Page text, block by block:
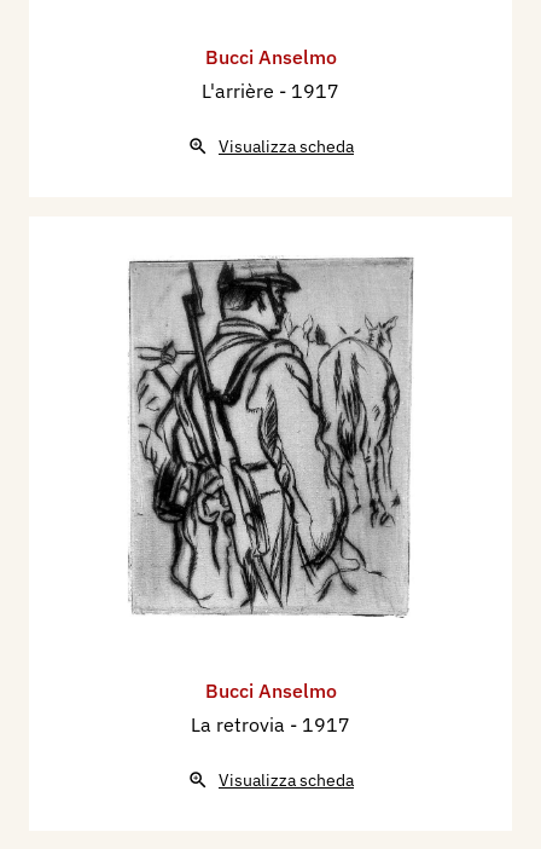
Bucci Anselmo
L'arrière - 1917
Visualizza scheda
Bucci Anselmo
La retrovia - 1917
Visualizza scheda